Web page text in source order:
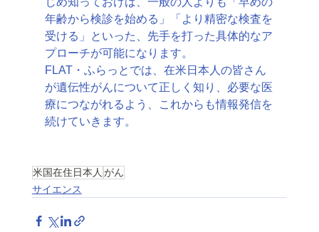
年齢から検診を始める」「より精密な検査を
受ける」といった、先手を打った具体的なア
プローチが可能になります。
FLAT・ふらっとでは、在米日本人の皆さん
が遺伝性がんについて正しく知り、必要な医
療につながれるよう、これからも情報発信を
続けていきます。
米国在住日本人 がん
サイエンス